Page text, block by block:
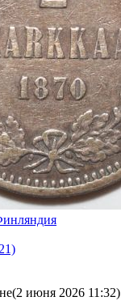
(2 июня 2026 11:32)